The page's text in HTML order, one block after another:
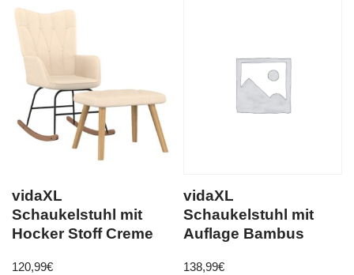
vidaXL
Schaukelstuhl mit
Hocker Stoff Creme
120,99€
vidaXL
Schaukelstuhl mit
Auflage Bambus
138,99€